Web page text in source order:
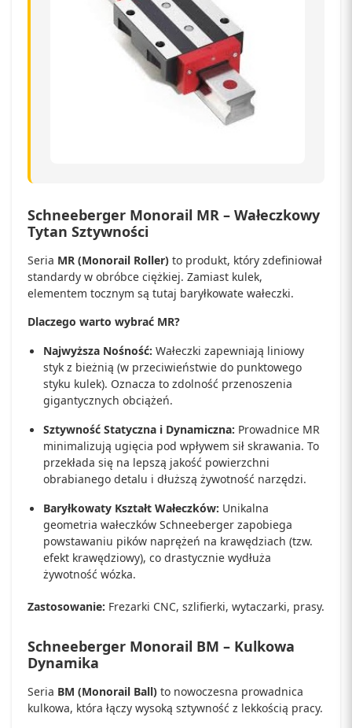
Schneeberger Monorail MR – Wałeczkowy
Tytan Sztywności
Seria MR (Monorail Roller) to produkt, który zdefiniował
standardy w obróbce ciężkiej. Zamiast kulek,
elementem tocznym są tutaj baryłkowate wałeczki.
Dlaczego warto wybrać MR?
Najwyższa Nośność: Wałeczki zapewniają liniowy
styk z bieżnią (w przeciwieństwie do punktowego
styku kulek). Oznacza to zdolność przenoszenia
gigantycznych obciążeń.
Sztywność Statyczna i Dynamiczna: Prowadnice MR
minimalizują ugięcia pod wpływem sił skrawania. To
przekłada się na lepszą jakość powierzchni
obrabianego detalu i dłuższą żywotność narzędzi.
Baryłkowaty Kształt Wałeczków: Unikalna
geometria wałeczków Schneeberger zapobiega
powstawaniu pików naprężeń na krawędziach (tzw.
efekt krawędziowy), co drastycznie wydłuża
żywotność wózka.
Zastosowanie: Frezarki CNC, szlifierki, wytaczarki, prasy.
Schneeberger Monorail BM – Kulkowa
Dynamika
Seria BM (Monorail Ball) to nowoczesna prowadnica
kulkowa, która łączy wysoką sztywność z lekkością pracy.